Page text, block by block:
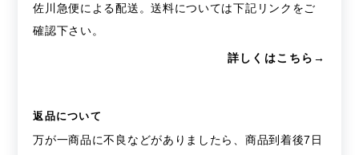
佐川急便による配送。送料については下記リンクをご
確認下さい。
詳しくはこちら→
返品について
万が一商品に不良などがありましたら、商品到着後7日